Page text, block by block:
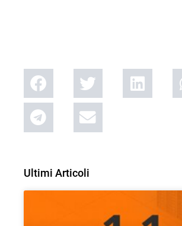
Ultimi Articoli